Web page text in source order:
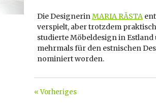
Die DesignerinMARIA RÄSTA
verspielt, aber trotzdem
studierte Möbeldesign in
mehrmals für den estnischen
nominiert worden.
« Vorheriges